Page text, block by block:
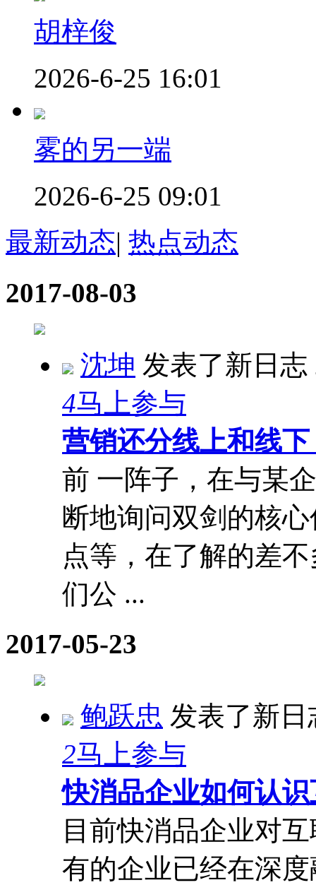
胡梓俊
2026-6-25 16:01
雾的另一端
2026-6-25 09:01
最新动态| 热点动态
2017-08-03
沈坤 发表了新日志
4马上参与
营销还分线上和线
前 一阵子，在与某
断地询问双剑的核
点等，在了解的差
们公 ...
2017-05-23
鲍跃忠 发表了新
2马上参与
快消品企业如何认
目前快消品企业对
有的企业已经在深